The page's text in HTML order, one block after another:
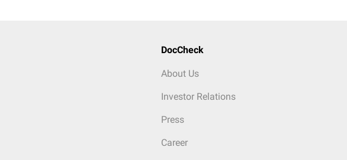
DocCheck
About Us
Investor Relations
Press
Career